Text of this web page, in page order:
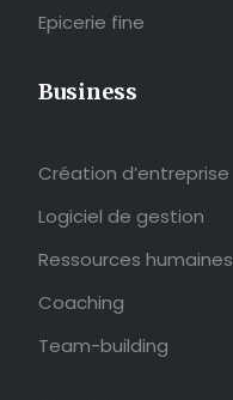
Epicerie fine
Business
Création d’entreprise
Logiciel de gestion
Ressources humaines
Coaching
Team-building